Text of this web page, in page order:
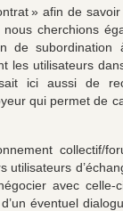
» afin de
cherchions
de subordination
les utilisateurs
ici aussi de
qui permet de
collectif/
utilisateurs
avec celle-
éventuel